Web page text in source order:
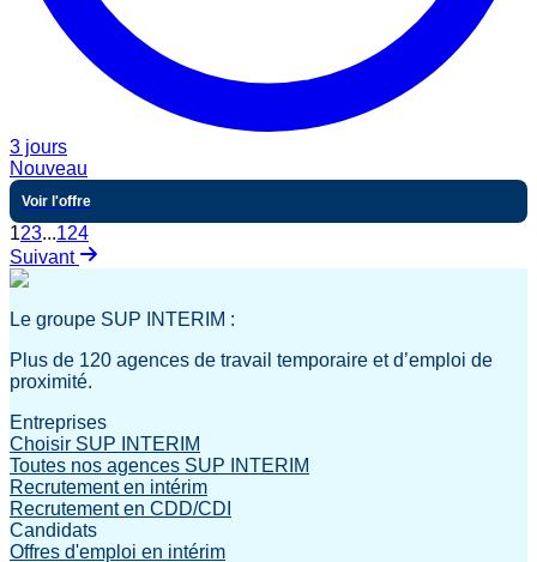
3 jours
Nouveau
Voir l'offre
123...124
Suivant
Le groupe SUP INTERIM :
Plus de 120 agences de travail temporaire et d’emploi de
proximité.
Entreprises
Choisir SUP INTERIM
Toutes nos agences SUP INTERIM
Recrutement en intérim
Recrutement en CDD/CDI
Candidats
Offres d'emploi en intérim